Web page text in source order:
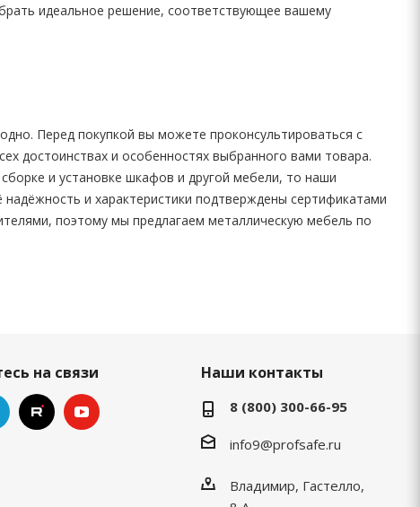
идеальное решение, соответствующее вашему
Перед покупкой вы можете проконсультироваться с
достоинствах и особенностях выбранного вами товара.
и установке шкафов и другой мебели, то наши
и характеристики подтверждены сертификатами
поэтому мы предлагаем металлическую мебель по
на связи Наши контакты
8 (800) 300-66-95
info9@profsafe.ru
Владимир, Гастелло,